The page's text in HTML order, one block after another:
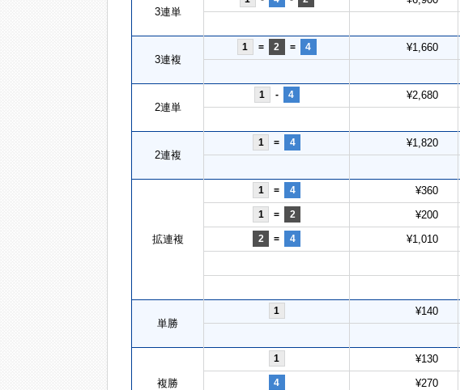
3連単
3連複
1 = 2 = 4 ¥1,660
2連単
1 - 4 ¥2,680
2連複
1 = 4 ¥1,820
拡連複
1 = 4 ¥360
1 = 2 ¥200
2 = 4 ¥1,010
単勝
1 ¥140
複勝
1 ¥130
4 ¥270